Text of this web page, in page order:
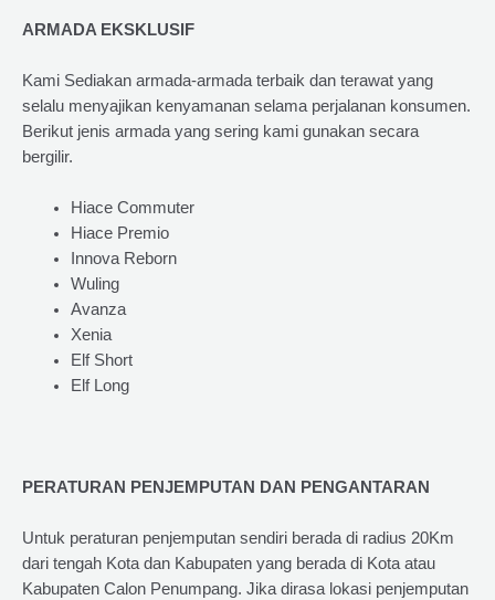
ARMADA EKSKLUSIF
Kami Sediakan armada-armada terbaik dan terawat yang
selalu menyajikan kenyamanan selama perjalanan konsumen.
Berikut jenis armada yang sering kami gunakan secara
bergilir.
Hiace Commuter
Hiace Premio
Innova Reborn
Wuling
Avanza
Xenia
Elf Short
Elf Long
PERATURAN PENJEMPUTAN DAN PENGANTARAN
Untuk peraturan penjemputan sendiri berada di radius 20Km
dari tengah Kota dan Kabupaten yang berada di Kota atau
Kabupaten Calon Penumpang. Jika dirasa lokasi penjemputan